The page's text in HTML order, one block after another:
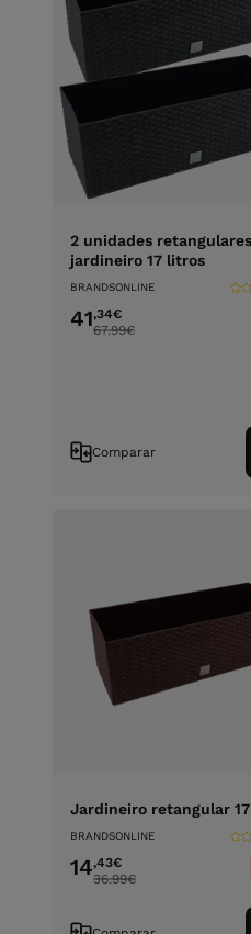
2 unidades
jardineiro 17 litros
BRANDSONLINE
41,34€
67.99€
Comparar
Jardineiro retangular
BRANDSONLINE
14,43€
36.99€